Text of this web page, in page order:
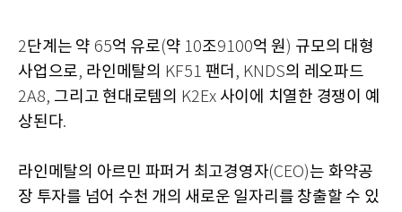
2단계는 약 65억 유로(약 10조9100억 원) 규모의 대형
사업으로, 라인메탈의 KF51 팬더 , KNDS의 레오파드
2A8, 그리고 현대로템의 K2Ex 사이에 치열한 경쟁이 예
상된다.
라인메탈의 아르민 파퍼거 최고경영자(CEO)는 화약공
장 투자를 넘어 수천 개의 새로운 일자리를 창출할 수 있